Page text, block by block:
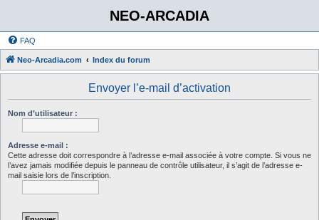
NEO-ARCADIA
FAQ
Neo-Arcadia.com Index du forum
Envoyer l’e-mail d’activation
Nom d’utilisateur :
Adresse e-mail :
Cette adresse doit correspondre à l’adresse e-mail associée à votre compte. Si vous ne
l’avez jamais modifiée depuis le panneau de contrôle utilisateur, il s’agit de l’adresse e-
mail saisie lors de l’inscription.